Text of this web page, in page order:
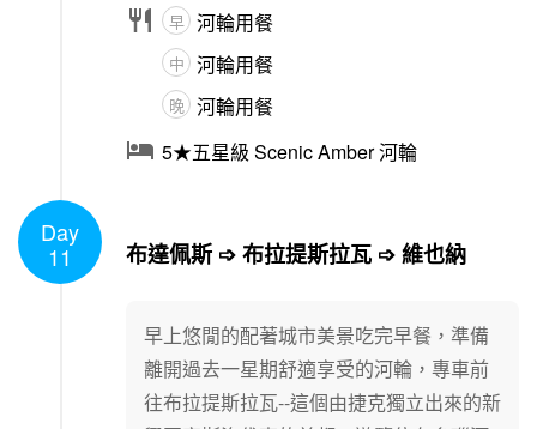
 早 河輪用餐
中 河輪用餐
晚 河輪用餐
 5★五星級 Scenic Amber 河輪
Day
11
布達佩斯 ➩ 布拉提斯拉瓦 ➩ 維也納
早上悠閒的配著城市美景吃完早餐，準備
離開過去一星期舒適享受的河輪，專車前
往布拉提斯拉瓦--這個由捷克獨立出來的新